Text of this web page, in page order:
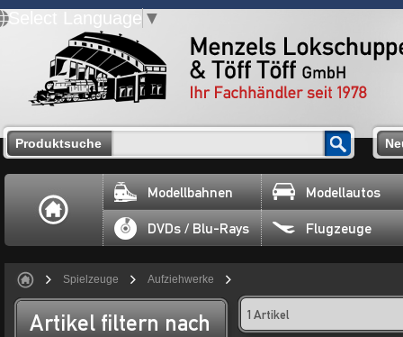
Select Language ▼
Produktsuche
Modellbahnen Modellautos
DVDs / Blu-Rays Flugzeuge
Spielzeuge Aufziehwerke
Artikel filtern nach 1 Artikel